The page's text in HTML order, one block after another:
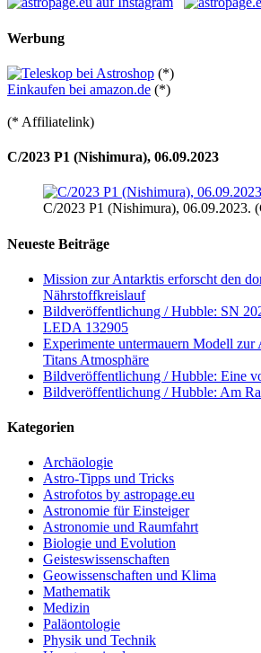
Werbung
(*)
Einkaufen bei amazon.de (*)
(* Affiliatelink)
C/2023 P1 (Nishimura), 06.09.2023
C/2023 P1 (Nishimura), 06.09.2023.
Neueste Beiträge
Mission zur Antarktis erforscht den
Nährstoffkreislauf
Bildveröffentlichung / Hubble: SN
LEDA 132905
Experimente untermauern Modell zur
Titans Atmosphäre
Bildveröffentlichung / Hubble: Eine
Bildveröffentlichung / Hubble: Am
Kategorien
Archäologie
Astro-Tipps und Tricks
Astrofotos by astropage.eu
Astronomie für Einsteiger
Astronomie und Raumfahrt
Biologie und Evolution
Geisteswissenschaften
Geowissenschaften und Klima
Mathematik
Medizin
Paläontologie
Physik und Technik